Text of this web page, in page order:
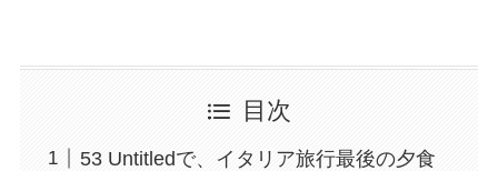
目次
53 Untitledで、イタリア旅行最後の夕食